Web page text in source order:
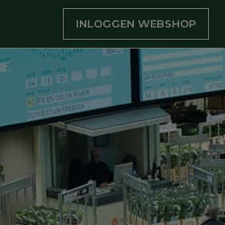
INLOGGEN WEBSHOP